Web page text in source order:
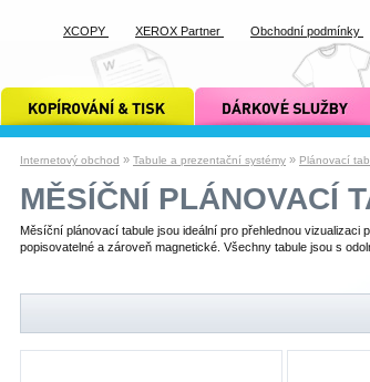
Internetový obchod » Tabule a prezentační systémy » Plánovací
MĚSÍČNÍ PLÁNOVACÍ
Měsíční plánovací tabule jsou ideální pro přehlednou vizualizaci
popisovatelné a zároveň magnetické. Všechny tabule jsou s
kopírování a tisk xcopy dárkové služby xcopy
XCOPY XEROX Partner Obchodní podmínky